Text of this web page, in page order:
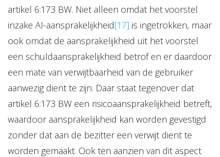
artikel 6:173 BW. Niet alleen omdat het voorstel
inzake AI-aansprakelijkheid[17] is ingetrokken, maar
ook omdat de aansprakelijkheid uit het voorstel
een schuldaansprakelijkheid betrof en er daardoor
een mate van verwijtbaarheid van de gebruiker
aanwezig dient te zijn. Daar staat tegenover dat
artikel 6:173 BW een risicoaansprakelijkheid betreft,
waardoor aansprakelijkheid kan worden gevestigd
zonder dat aan de bezitter een verwijt dient te
worden gemaakt. Ook ten aanzien van dit aspect